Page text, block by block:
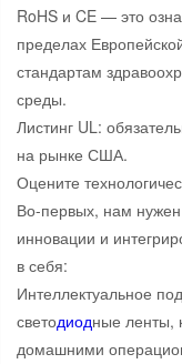
RoHS и CE — это
пределах
стандартам
среды.
Листинг UL:
на рынке США.
Оцените
Во-первых, нам
инновации и
в себя:
Интеллектуальное
светодиодные ленты,
домашними